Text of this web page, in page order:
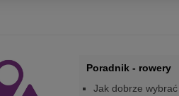
Poradnik - rowery
Jak dobrze